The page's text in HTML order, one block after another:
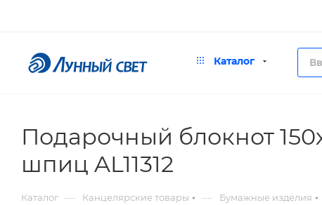
Каталог
Подарочный блокнот
шпиц AL11312
Каталог — Канцелярские товары — Бумажные изделия